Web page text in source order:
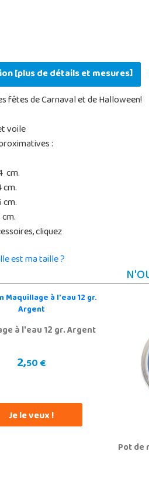
[plus de détails et mesures]
fêtes de Carnaval et de Halloween!
voile
:
cm.
cliquez
est ma taille ?
à l'eau 12 gr. Argent
2,50 €
Je le veux !
Pot de